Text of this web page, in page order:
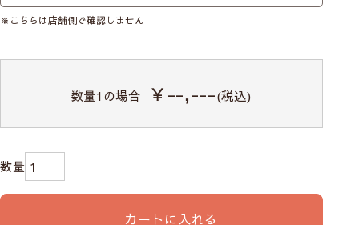
※こちらは店舗側で確認しません
数量1の場合 ￥--,---(税込)
カートに入れる